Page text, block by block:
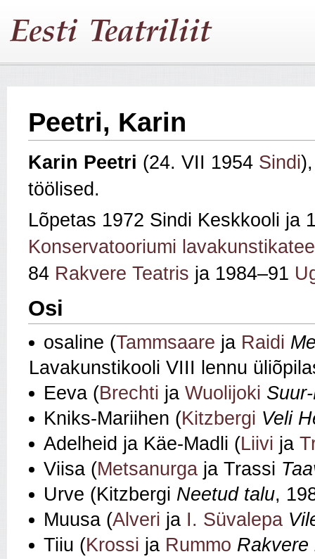
Peetri, Karin
Karin Peetri (24. VII 1954 Sindi
töölised.
Lõpetas 1972 Sindi Keskkooli ja
Konservatooriumi
84 Rakvere Teatris ja 1984–91
Osi
osaline (Tammsaare ja Raidi
Lavakunstikooli VIII lennu
Eeva (Brechti ja Wuolijoki
Kniks‑Mariihen (Kitzbergi Veli
Adelheid ja Käe‑Madli (Liivi ja
Viisa (Metsanurga ja Trassi
Urve (Kitzbergi Neetud talu,
Muusa (Alveri ja I. Süvalepa
Tiiu (Krossi ja Rummo Rakvere